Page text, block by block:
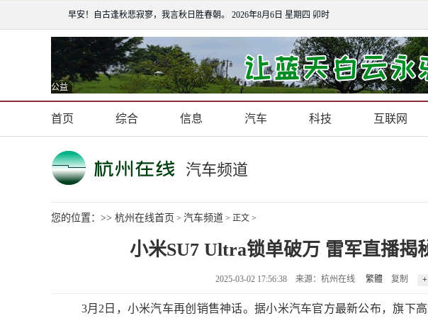
早安！自古逢秋悲寂寥，我言秋日胜春朝。 2026年8月6日 星期四 卯时
公益
首页 综合 信息 汽车 科技 互联网
汽车频道
您的位置：>> 杭州在线首页 > 汽车频道 > 正文 >
小米SU7 Ultra锁单破万 雷军直播揭
2025-03-02 17:56:38 来源：杭州在线 繁體 复制
3月2日，小米汽车再创销售神话。据小米汽车官方最新公布，旗下高